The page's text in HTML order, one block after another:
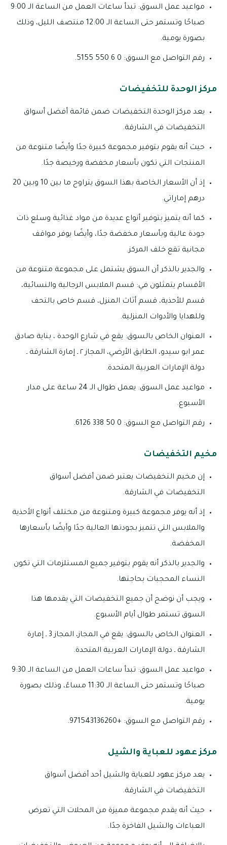
مواعيد عمل السوق: تبدأ ساعات العمل من الساعة الـ 9:00
صباحًا وتستمر حتى الساعة الـ 12:00 منتصف الليل، وذلك
بصورة يومية.
رقم التواصل مع السوق: 0 6 550 5155.
مركز الوحدة للتخفيضات
يعد مركز الوحدة التخفيضات ضمن قائمة أفضل أسواق
التخفيضات في الشارقة.
حيث أنه يقوم بتوفير مجموعة كبيرة جدًا وأيضًا متنوعة من
المنتجات التي تكون بأسعار مخفضة ورخيصة جدًا.
إذ أن الأسعار الخاصة بهذا السوق يتراوح ما بين 10 وبين 20
درهم إماراتي.
كما أنه يتميز بتوفير أنواع عديدة من مواد غذائية وسلع ذات
جودة عالية وبأسعار مخفضة جدًا، وأيضًا يوفر مواقف
مجانية تقع خلف المركز.
والجدير بالذكر أن السوق يشتمل على مجموعة متنوعة من
الأقسام يتمثلون في: قسم الملابس الرجالية والنسائية،
قسم للأحذية، قسم أثاث المنزل، قسم خاص بالتحف
وللهدايا والأدوات المنزلية.
العنوان الخاص بالسوق: يقع في شارع الوحدة ، بناية صادق
عمر ابو سيدو، الطابق الأرضي، المجاز ٢ ـ إمارة الشارقة ـ
دولة الإمارات العربية المتحدة.
مواعيد عمل السوق: يعمل طوال الـ 24 ساعة على مدار
الأسبوع.
رقم التواصل مع السوق: 0 50 338 6126.
مخيم التخفيضات
إن مخيم التخفيضات يعتبر ضمن أفضل أسواق
التخفيضات في الشارقة.
إذ أنه يوفر مجموعة كبيرة ومتنوعة من مختلف أنواع الأحذية
والملابس التي تتميز بجودتها العالية جدًا وأيضًا بأسعارها
المخفضة.
والجدير بالذكر أنه يقوم بتوفير جميع المستلزمات التي تكون
النساء المحجبات بحاجتها.
ويجب أن نوضح أن جميع التخفيضات التي يقدمها هذا
السوق تستمر طوال أيام الأسبوع.
العنوان الخاص بالسوق: يقع في المجاز، المجاز 3 ـ إمارة
الشارقة ـ دولة الإمارات العربية المتحدة.
مواعيد عمل السوق: تبدأ ساعات العمل من الساعة الـ 9:30
صباحًا وتستمر حتى الساعة الـ 11:30 مساءً، وذلك بصورة
يومية.
رقم التواصل مع السوق: +971543136260.
مركز عهود للعباية والشيل
يعد مركز عهود للعباية والشيل أحد أفضل أسواق
التخفيضات في الشارقة.
حيث أنه يقدم مجموعة مميزة من المحلات التي تعرض
العباءات والشيل الفاخرة جدًا.